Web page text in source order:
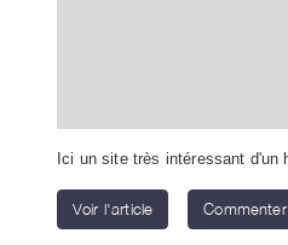
Ici un site très intéressant d'un
Voir l'article